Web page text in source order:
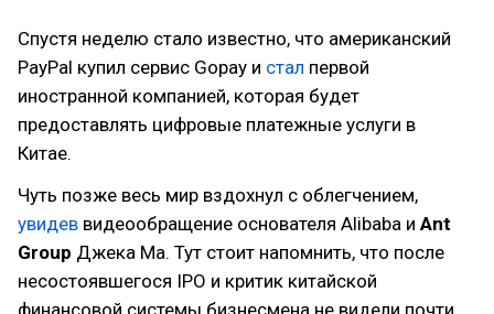
Спустя неделю стало известно, что американский
PayPal купил сервис Gopay и стал первой
иностранной компанией, которая будет
предоставлять цифровые платежные услуги в
Китае.
Чуть позже весь мир вздохнул с облегчением,
увидев видеообращение основателя Alibaba и Ant
Group Джека Ма. Тут стоит напомнить, что после
несостоявшегося IPO и критик китайской
финансовой системы бизнесмена не видели почти